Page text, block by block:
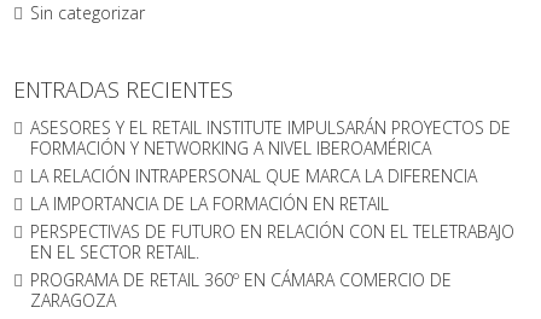
Sin categorizar
ENTRADAS RECIENTES
ASESORES Y EL RETAIL INSTITUTE IMPULSARÁN PROYECTOS DE
FORMACIÓN Y NETWORKING A NIVEL IBEROAMÉRICA
LA RELACIÓN INTRAPERSONAL QUE MARCA LA DIFERENCIA
LA IMPORTANCIA DE LA FORMACIÓN EN RETAIL
PERSPECTIVAS DE FUTURO EN RELACIÓN CON EL TELETRABAJO
EN EL SECTOR RETAIL.
PROGRAMA DE RETAIL 360º EN CÁMARA COMERCIO DE
ZARAGOZA